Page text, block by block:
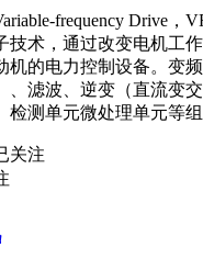
frequency Drive，
技术，通过改变电机工
机的电力控制设备。变
、滤波、逆变（直流变交
检测单元微处理单元等组
关注